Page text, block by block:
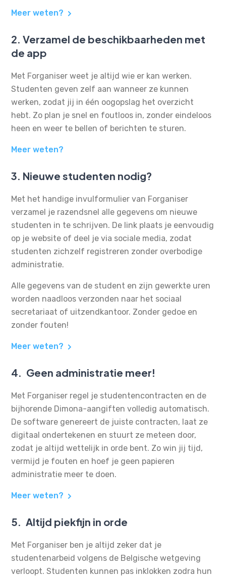
Meer weten?
2. Verzamel de beschikbaarheden met
de app
Met Forganiser weet je altijd wie er kan werken.
Studenten geven zelf aan wanneer ze kunnen
werken, zodat jij in één oogopslag het overzicht
hebt. Zo plan je snel en foutloos in, zonder eindeloos
heen en weer te bellen of berichten te sturen.
Meer weten?
3. Nieuwe studenten nodig?
Met het handige invulformulier van Forganiser
verzamel je razendsnel alle gegevens om nieuwe
studenten in te schrijven. De link plaats je eenvoudig
op je website of deel je via sociale media, zodat
studenten zichzelf registreren zonder overbodige
administratie.
Alle gegevens van de student en zijn gewerkte uren
worden naadloos verzonden naar het sociaal
secretariaat of uitzendkantoor. Zonder gedoe en
zonder fouten!
Meer weten?
4. Geen administratie meer!
Met Forganiser regel je studentencontracten en de
bijhorende Dimona-aangiften volledig automatisch.
De software genereert de juiste contracten, laat ze
digitaal ondertekenen en stuurt ze meteen door,
zodat je altijd wettelijk in orde bent. Zo win jij tijd,
vermijd je fouten en hoef je geen papieren
administratie meer te doen.
Meer weten?
5. Altijd piekfijn in orde
Met Forganiser ben je altijd zeker dat je
studentenarbeid volgens de Belgische wetgeving
verloopt. Studenten kunnen pas inklokken zodra hun